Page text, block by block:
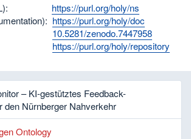
https://purl.org/holy/ns
https://purl.org/holy/doc
10.5281/zenodo.7447958
https://purl.org/holy/repository
– KI-gestütztes Feedback-
den Nürnberger Nahverkehr
Ontology